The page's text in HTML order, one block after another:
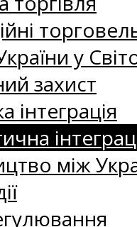
у
захист
інтеграція
між